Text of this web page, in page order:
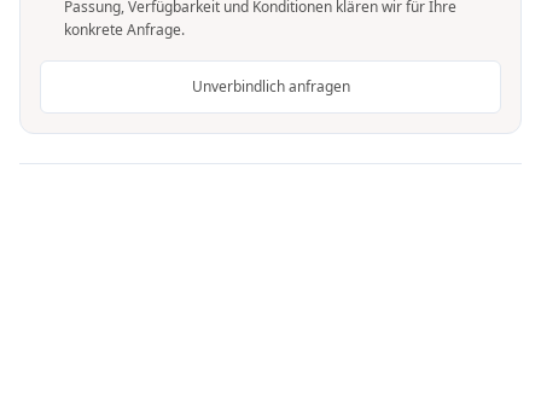
Passung, Verfügbarkeit und Konditionen klären wir für Ihre
konkrete Anfrage.
Unverbindlich anfragen